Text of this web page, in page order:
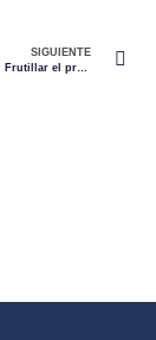
SIGUIENTE
Sercotec impulsa en Frutillar el programa Crece Sostenible 2026